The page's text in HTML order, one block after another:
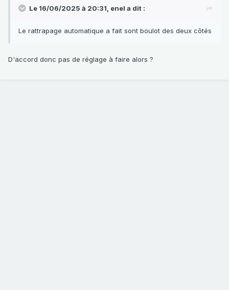
Le 16/06/2025 à 20:31, enel a dit :
Le rattrapage automatique a fait sont boulot des deux côtés
D'accord donc pas de réglage à faire alors ?